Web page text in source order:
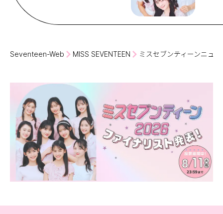
Seventeen-Web MISS SEVENTEEN ミスセブンティーンニュー